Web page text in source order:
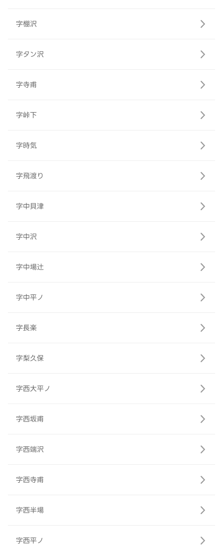
字棚沢
字タン沢
字寺甫
字峠下
字時気
字飛渡り
字中貝津
字中沢
字中場辻
字中平ノ
字長楽
字梨久保
字西大平ノ
字西坂甫
字西端沢
字西寺甫
字西半場
字西平ノ